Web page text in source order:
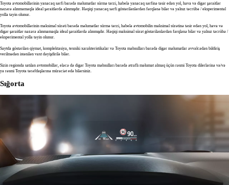
Toyota avtomobillərinin yanacaq sərfi barədə məlumatlar sürmə tərzi, habelə yanacaq sərfinə təsir edən yol, hava və digər şəraitlər
nəzərə alınmamaqla ideal şəraitlərdə alınmışdır. Həqiqi yanacaq sərfi göstərilənlərdən fərqlənə bilər və yalnız təcrübə / eksperimental
yolla təyin olunur.
Toyota avtomobillərinin maksimal sürəti barədə məlumatlar sürmə tərzi, habelə avtomobilin maksimal sürətinə təsir edən yol, hava və
digər şəraitlər nəzərə alınmamaqla ideal şəraitlərdə alınmışdır. Həqiqi maksimal sürət göstərilənlərdən fərqlənə bilər və yalnız təcrübə /
eksperimental yolla təyin olunur.
Saytda göstərilən qiymət, komplektasiya, texniki xarakteristikalar və Toyota məhsulları barədə digər məlumatlar əvvəlcədən bildiriş
verilmədən istənilən vaxt dəyişdirilə bilər.
Sizin regionda satılan avtomobillər, eləcə də digər Toyota məhsulları barədə ətraflı məlumat almaq üçün rəsmi Toyota dilerlərinə və/və
ya rəsmi Toyota tərəfdaşlarına müraciət edə bilərsiniz.
Sığorta